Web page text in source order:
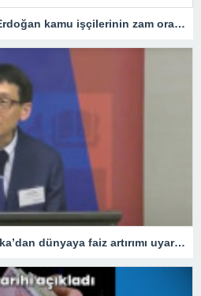
#CANLI Cumhurbaşkanı Erdoğan kamu işçilerinin zam oranını açıklıyor
Ekonomi profesörü Horioka’dan dünyaya faiz artırımı uyarısı